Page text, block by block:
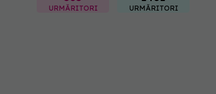
URMĂRITORI URMĂRITORI